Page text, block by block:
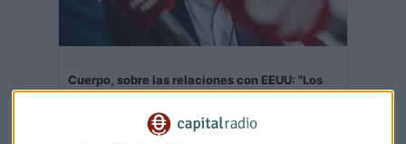
Cuerpo, sobre las relaciones con EEUU: "Los
negocios van más allá del ruido"
El volumen acumulado de inversión española en
Estados Unidos supera ya los 100.000 millones de